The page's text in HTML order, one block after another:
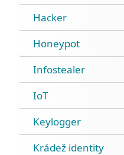
Hacker
Honeypot
Infostealer
IoT
Keylogger
Krádež identity